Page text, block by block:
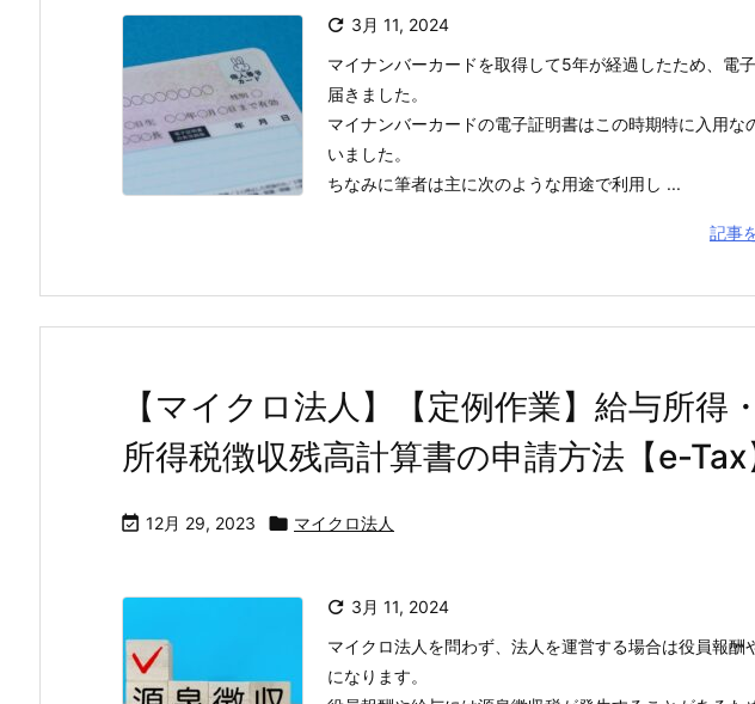
 3月 11, 2024
マイナンバーカードを取得して5年が経過したため、電
届きました。
マイナンバーカードの電子証明書はこの時期特に入用な
いました。
ちなみに筆者は主に次のような用途で利用し ...
記事
【マイクロ法人】【定例作業】給与所得
所得税徴収残高計算書の申請方法【e-Tax
 12月 29, 2023  マイクロ法人
 3月 11, 2024
マイクロ法人を問わず、法人を運営する場合は役員報酬
になります。